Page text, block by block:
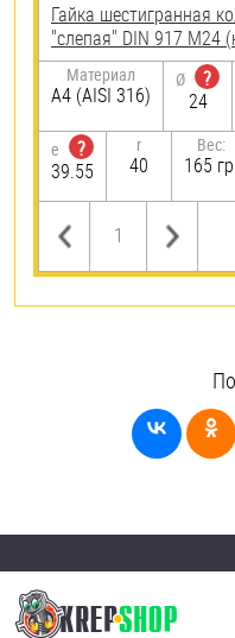
Гайка шестигранная
"слепая" DIN 917 М24
Материал
A4 (AISI 316)
Ø
?
24
e
?
39.55
r
40
Вес:
165